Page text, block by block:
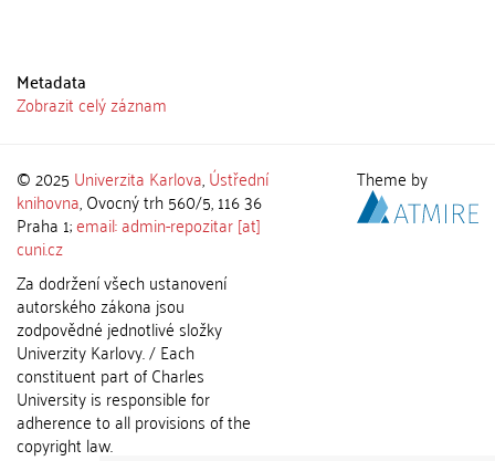
Metadata
Zobrazit celý záznam
© 2025 Univerzita Karlova,Ústřední
knihovna, Ovocný trh 560/5, 116 36
Praha 1;email: admin-repozitar [at]
cuni.cz
Za dodržení všech ustanovení
autorského zákona jsou
zodpovědné jednotlivé složky
Univerzity Karlovy. / Each
constituent part of Charles
University is responsible for
adherence to all provisions of the
copyright law.
Theme by